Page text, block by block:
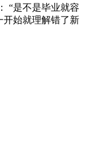
“是不是毕业就容
开始就理解错了新